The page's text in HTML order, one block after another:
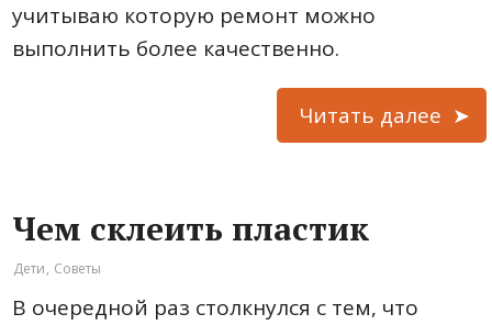
учитываю которую ремонт можно
выполнить более качественно.
Читать далее
Чем склеить пластик
Дети, Советы
В очередной раз столкнулся с тем, что